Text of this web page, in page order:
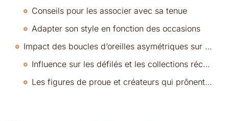
Conseils pour les associer avec sa tenue
Adapter son style en fonction des occasions
Impact des boucles d’oreilles asymétriques sur l’industrie de la mode
Influence sur les défilés et les collections récentes
Les figures de proue et créateurs qui prônent cette tendance